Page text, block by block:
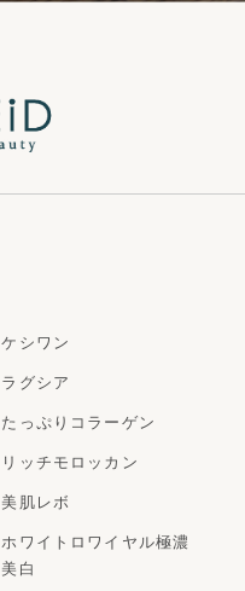
ケシワン
ラグシア
たっぷりコラーゲン
リッチモロッカン
美肌レボ
ホワイトロワイヤル極濃
美白